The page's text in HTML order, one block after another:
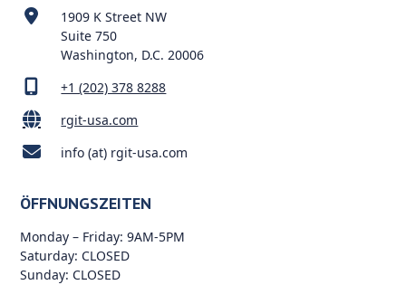
1909 K Street NW
Suite 750
Washington, D.C. 20006
+1 (202) 378 8288
rgit-usa.com
info (at) rgit-usa.com
ÖFFNUNGSZEITEN
Monday – Friday: 9AM-5PM
Saturday: CLOSED
Sunday: CLOSED